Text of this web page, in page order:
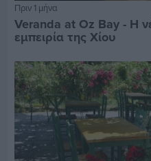
Πριν 1 μήνα
Veranda at Oz Bay - Η
εμπειρία της Χίου